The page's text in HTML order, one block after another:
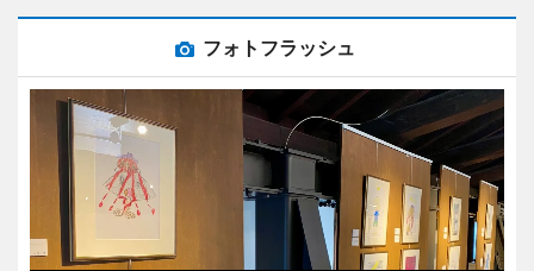
フォトフラッシュ